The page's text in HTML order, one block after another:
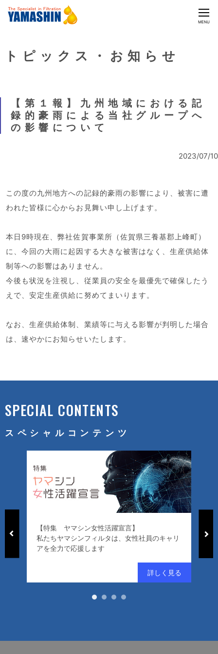
CLOSE
MENU
トピックス・お知らせ
【第１報】九州地域における記
録的豪雨による当社グループへ
の影響について
2023/07/10
この度の九州地方への記録的豪雨の影響により、被害に遭
われた皆様に心からお見舞い申し上げます。
本日9時現在、弊社佐賀事業所（佐賀県三養基郡上峰町）
に、今回の大雨に起因する大きな被害はなく、生産供給体
制等への影響はありません。
今後も状況を注視し、従業員の安全を最優先で確保したう
えで、安定生産供給に努めてまいります。
なお、生産供給体制、業績等に与える影響が判明した場合
は、速やかにお知らせいたします。
SPECIAL CONTENTS
スペシャルコンテンツ
【特集 ヤマシン女性活躍宣言】
私たちヤマシンフィルタは、女性社員のキャリ
アを全力で応援します